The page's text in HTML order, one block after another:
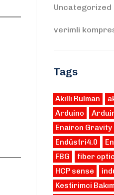
Uncategorized
verimli
Tags
Akıllı Rulman
Arduino
Enairon
Endüstri4.0
FBG
fiber optic
HCP sense
Kestirimci